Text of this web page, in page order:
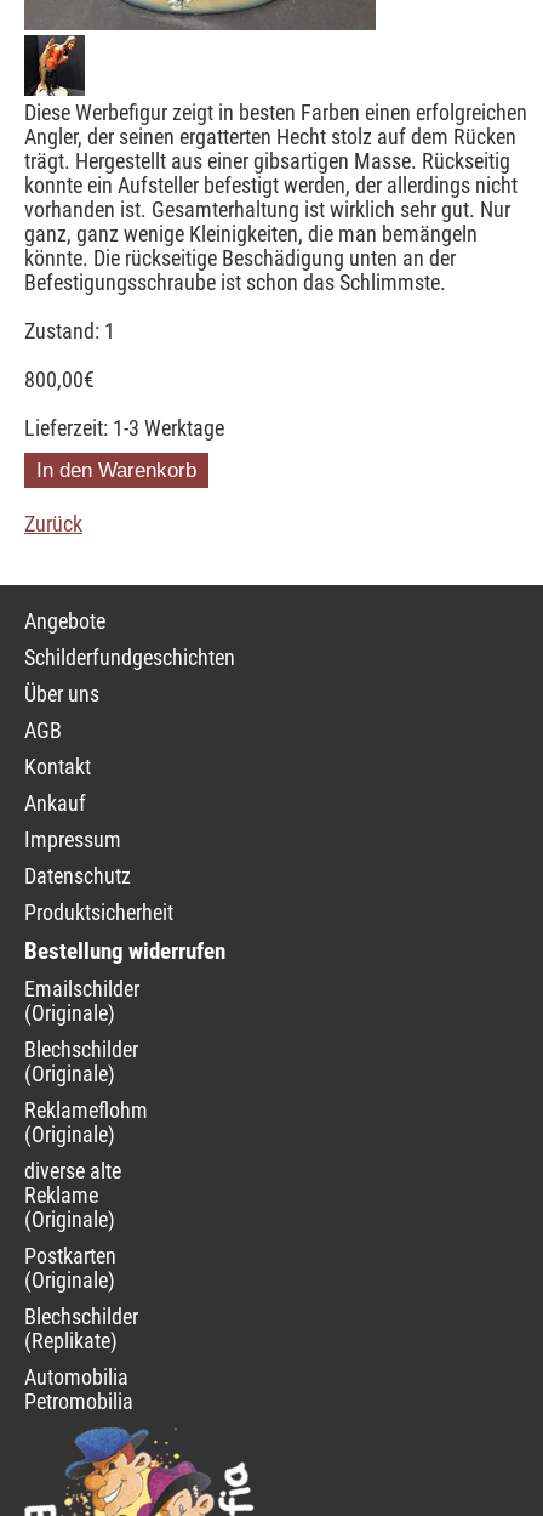
Diese Werbefigur zeigt in besten Farben einen erfolgreichen
Angler, der seinen ergatterten Hecht stolz auf dem Rücken
trägt. Hergestellt aus einer gibsartigen Masse. Rückseitig
konnte ein Aufsteller befestigt werden, der allerdings nicht
vorhanden ist. Gesamterhaltung ist wirklich sehr gut. Nur
ganz, ganz wenige Kleinigkeiten, die man bemängeln
könnte. Die rückseitige Beschädigung unten an der
Befestigungsschraube ist schon das Schlimmste.
Zustand: 1
800,00€
Lieferzeit: 1-3 Werktage
Zurück
Navigation
überspringen
Angebote
Schilderfundgeschichten
Über uns
AGB
Kontakt
Ankauf
Impressum
Datenschutz
Produktsicherheit
Bestellung widerrufen
Navigation
überspringen
Emailschilder
(Originale)
Blechschilder
(Originale)
Reklameflohmarkt
(Originale)
diverse alte
Reklame
(Originale)
Postkarten
(Originale)
Blechschilder
(Replikate)
Automobilia
Petromobilia